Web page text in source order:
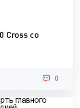
Cross со
0